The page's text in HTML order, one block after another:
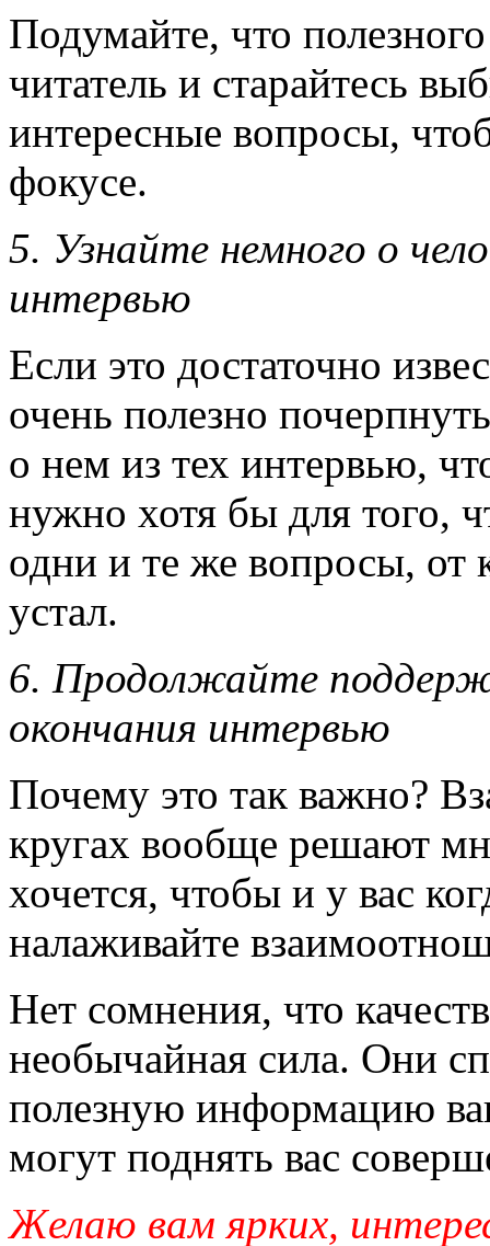
Подумайте, что
читатель и старайтесь
интересные вопросы,
фокусе.
5. Узнайте немного о
интервью
Если это достаточно
очень полезно
о нем из тех интервью,
нужно хотя бы для того,
одни и те же вопросы, от
устал.
6. Продолжайте
окончания интервью
Почему это так важно?
кругах вообще решают
хочется, чтобы и у вас
налаживайте
Нет сомнения, что
необычайная сила. Они
полезную информацию
могут поднять вас
Желаю вам ярких,